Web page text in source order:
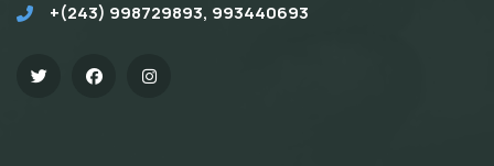
+(243) 998729893, 993440693